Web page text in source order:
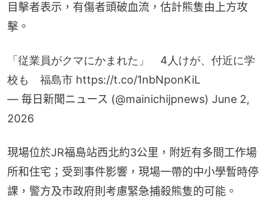
目擊者表示，有傷者頭破血流，估計熊隻由上方攻
擊。
「従業員がクマにかまれた」 4人けが、付近に学
校も 福島市 https://t.co/1nbNponKiL
— 毎日新聞ニュース (@mainichijpnews) June 2,
2026
現場位於JR福島站西北約3公里，附近有多間工作場
所和住宅；受到事件影響，現場一帶的中小學暫時停
課，警方及市政府則考慮緊急捕殺熊隻的可能。